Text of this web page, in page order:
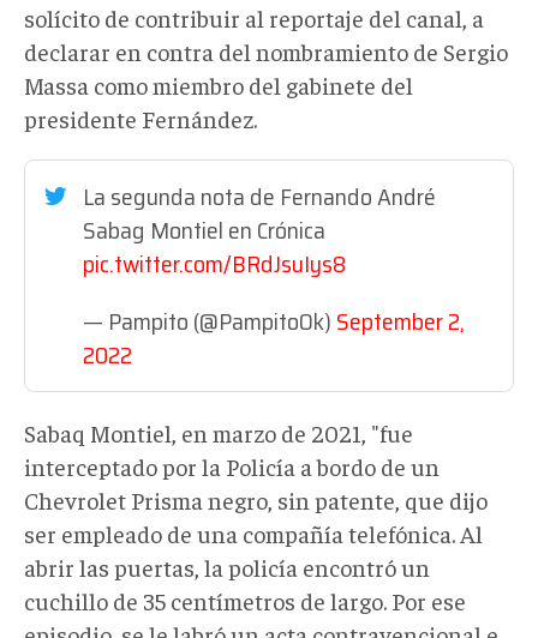
solícito de contribuir al reportaje del canal, a
declarar en contra del nombramiento de Sergio
Massa como miembro del gabinete del
presidente Fernández.
La segunda nota de Fernando André
Sabag Montiel en Crónica
pic.twitter.com/BRdJsuIys8
— Pampito (@PampitoOk)September 2,
2022
Sabaq Montiel, en marzo de 2021, "fue
interceptado por la Policía a bordo de un
Chevrolet Prisma negro, sin patente, que dijo
ser empleado de una compañía telefónica. Al
abrir las puertas, la policía encontró un
cuchillo de 35 centímetros de largo. Por ese